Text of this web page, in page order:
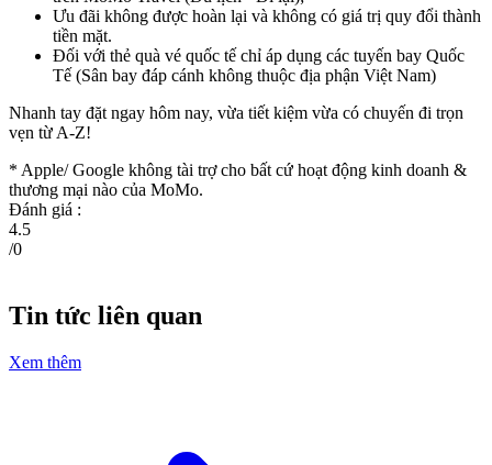
Ưu đãi không được hoàn lại và không có giá trị quy đổi thành
tiền mặt.
Đối với thẻ quà vé quốc tế chỉ áp dụng các tuyến bay Quốc
Tế (Sân bay đáp cánh không thuộc địa phận Việt Nam)
Nhanh tay đặt ngay hôm nay, vừa tiết kiệm vừa có chuyến đi trọn
vẹn từ A-Z!
* Apple/ Google không tài trợ cho bất cứ hoạt động kinh doanh &
thương mại nào của MoMo.
Đánh giá :
4.5
/0
Tin tức liên quan
Xem thêm